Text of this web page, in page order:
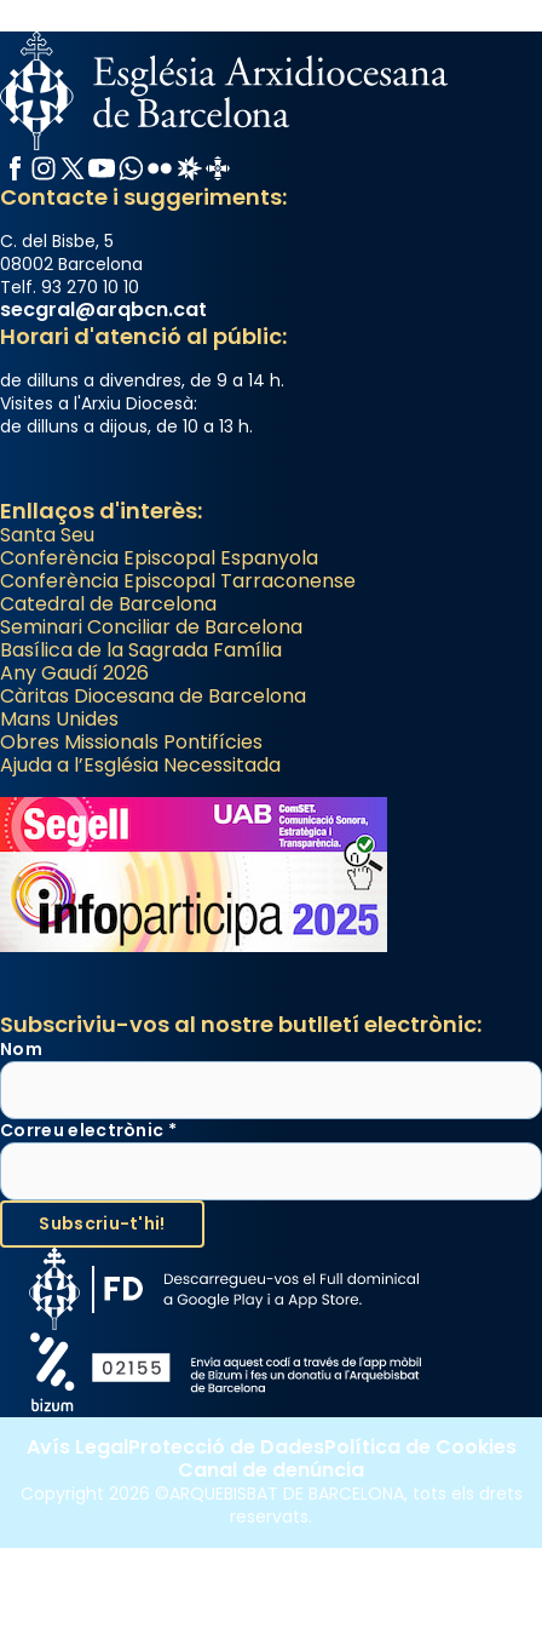
Facebook
Instagram
X / Twitter
YouTube
WhatsApp
FlickrRadio Estel
Catalunya Cristiana
Contacte i suggeriments:
C. del Bisbe, 5
08002 Barcelona
Telf. 93 270 10 10
secgral@arqbcn.cat
Horari d'atenció al públic:
de dilluns a divendres, de 9 a 14 h.
Visites a l'Arxiu Diocesà:
de dilluns a dijous, de 10 a 13 h.
Enllaços d'interès:
Santa Seu
Conferència Episcopal Espanyola
Conferència Episcopal Tarraconense
Catedral de Barcelona
Seminari Conciliar de Barcelona
Basílica de la Sagrada Família
Any Gaudí 2026
Càritas Diocesana de Barcelona
Mans Unides
Obres Missionals Pontifícies
Ajuda a l’Església Necessitada
Subscriviu-vos al nostre butlletí electrònic:
Nom
Correu electrònic *
Copyright 2026 ©ARQUEBISBAT DE BARCELONA, tots els drets
reservats.
Avís LegalProtecció de DadesPolítica de Cookies
Canal de denúncia